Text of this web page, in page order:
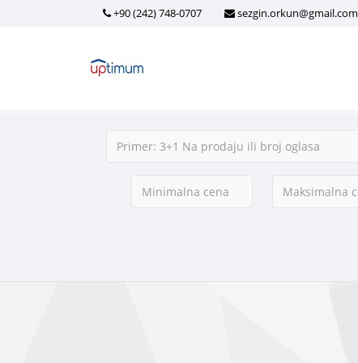
+90 (242) 748-0707
sezgin.orkun@gmail.com